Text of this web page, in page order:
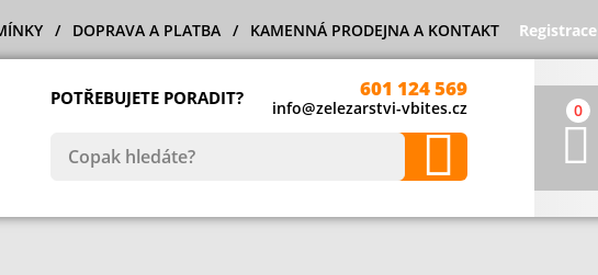
DOPRAVA A PLATBA KAMENNÁ PRODEJNA A KONTAKT Registrace
POTŘEBUJETE PORADIT? 601 124 569
info@zelezarstvi-vbites.cz 0